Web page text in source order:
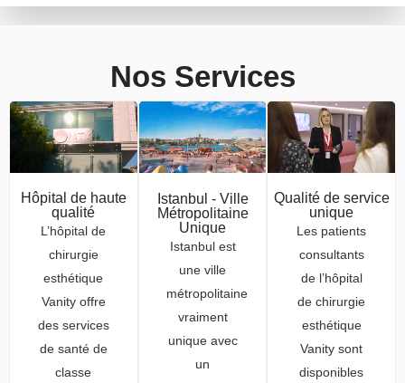
Nos Services
Hôpital de haute
qualité
L’hôpital de
chirurgie
esthétique
Vanity offre
des services
de santé de
classe
Istanbul - Ville
Métropolitaine
Unique
Istanbul est
une ville
métropolitaine
vraiment
unique avec
un
Qualité de service
unique
Les patients
consultants
de l’hôpital
de chirurgie
esthétique
Vanity sont
disponibles